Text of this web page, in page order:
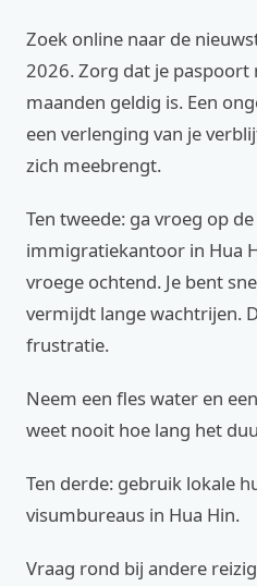
Zoek online naar de
2026. Zorg dat je paspoort
maanden geldig is. Een
een verlenging van je
zich meebrengt.
Ten tweede: ga vroeg op
immigratiekantoor in Hua
vroege ochtend. Je bent
vermijdt lange wachtrijen.
frustratie.
Neem een fles water en
weet nooit hoe lang het
Ten derde: gebruik lokale
visumbureaus in Hua Hin.
Vraag rond bij andere